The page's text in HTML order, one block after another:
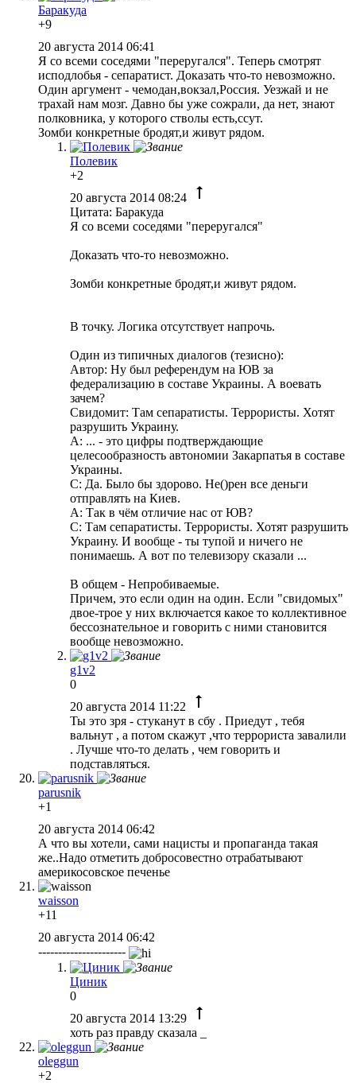
Баракуда
+9
20 августа 2014 06:41
Я со всеми соседями "переругался". Теперь смотрят
исподлобья - сепаратист. Доказать что-то невозможно.
Один аргумент - чемодан,вокзал,Россия. Уезжай и не
трахай нам мозг. Давно бы уже сожрали, да нет, знают
полковника, у которого стволы есть,ссут.
Зомби конкретные бродят,и живут рядом.
Полевик
+2
20 августа 2014 08:24
Цитата: Баракуда
Я со всеми соседями "переругался"
Доказать что-то невозможно.
Зомби конкретные бродят,и живут рядом.
В точку. Логика отсутствует напрочь.
Один из типичных диалогов (тезисно):
Автор: Ну был референдум на ЮВ за
федерализацию в составе Украины. А воевать
зачем?
Свидомит: Там сепаратисты. Террористы. Хотят
разрушить Украину.
А: ... - это цифры подтверждающие
целесообразность автономии Закарпатья в составе
Украины.
С: Да. Было бы здорово. Не()рен все деньги
отправлять на Киев.
А: Так в чём отличие нас от ЮВ?
С: Там сепаратисты. Террористы. Хотят разрушить
Украину. И вообще - ты тупой и ничего не
понимаешь. А вот по телевизору сказали ...
В общем - Непробиваемые.
Причем, это если один на один. Если "свидомых"
двое-трое у них включается какое то коллективное
бессознательное и говорить с ними становится
вообще невозможно.
g1v2
0
20 августа 2014 11:22
Ты это зря - стуканут в сбу . Приедут , тебя
вальнут , а потом скажут ,что террориста завалили
. Лучше что-то делать , чем говорить и
подставляться.
parusnik
+1
20 августа 2014 06:42
А что вы хотели, сами нацисты и пропаганда такая
же..Надо отметить добросовестно отрабатывают
америкосовское печенье
waisson
+11
20 августа 2014 06:42
----------------------
Циник
0
20 августа 2014 13:29
хоть раз правду сказала _
oleggun
+2